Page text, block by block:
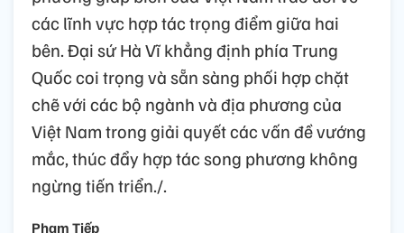
các lĩnh vực hợp tác trọng điểm giữa hai
bên. Đại sứ Hà Vĩ khẳng định phía Trung
Quốc coi trọng và sẵn sàng phối hợp chặt
chẽ với các bộ ngành và địa phương của
Việt Nam trong giải quyết các vấn đề vướng
mắc, thúc đẩy hợp tác song phương không
ngừng tiến triển./.
Phạm Tiếp